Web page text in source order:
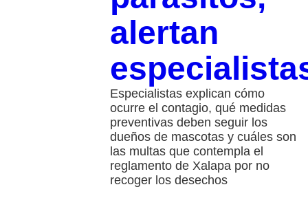
alertan
Especialistas explican cómo
ocurre el contagio, qué medidas
preventivas deben seguir los
dueños de mascotas y cuáles son
las multas que contempla el
reglamento de Xalapa por no
recoger los desechos